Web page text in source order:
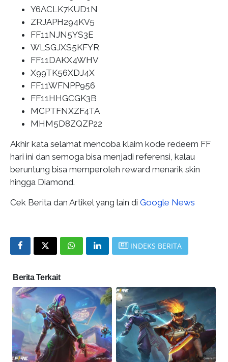
Y6ACLK7KUD1N
ZRJAPH294KV5
FF11NJN5YS3E
WLSGJXS5KFYR
FF11DAKX4WHV
X99TK56XDJ4X
FF11WFNPP956
FF11HHGCGK3B
MCPTFNXZF4TA
MHM5D8ZQZP22
Akhir kata selamat mencoba klaim kode redeem FF
hari ini dan semoga bisa menjadi referensi, kalau
beruntung bisa memperoleh reward menarik skin
hingga Diamond.
Cek Berita dan Artikel yang lain di Google News
INDEKS BERITA
Berita Terkait